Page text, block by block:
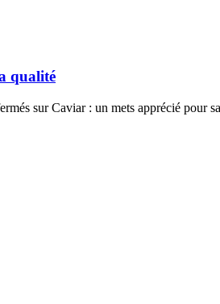
qualité
sur Caviar : un mets apprécié pour